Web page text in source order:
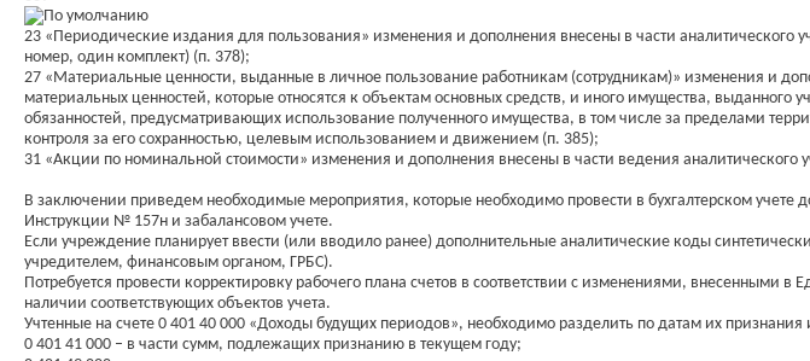
23 «Периодические издания для пользования» изменения и дополнения внесены в части
номер, один комплект) (п. 378);
27 «Материальные ценности, выданные в личное пользование работникам (сотрудникам)» изменения и
материальных ценностей, которые относятся к объектам основных средств, и иного имущества,
обязанностей, предусматривающих использование полученного имущества, в том числе за пределами
контроля за его сохранностью, целевым использованием и движением (п. 385);
31 «Акции по номинальной стоимости» изменения и дополнения внесены в части ведения аналитического
В заключении приведем необходимые мероприятия, которые необходимо провести в бухгалтерском учете
Инструкции № 157н и забалансовом учете.
Если учреждение планирует ввести (или вводило ранее) дополнительные аналитические коды
учредителем, финансовым органом, ГРБС).
Потребуется провести корректировку рабочего плана счетов в соответствии с изменениями, внесенными
наличии соответствующих объектов учета.
Учтенные на счете 0 401 40 000 «Доходы будущих периодов», необходимо разделить по датам их признания
0 401 41 000 – в части сумм, подлежащих признанию в текущем году;